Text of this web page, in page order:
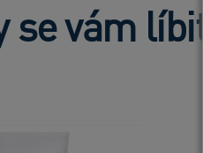
se vám líbit